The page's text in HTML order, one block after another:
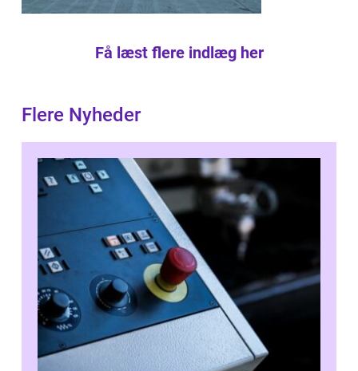
Få læst flere indlæg her
Flere Nyheder